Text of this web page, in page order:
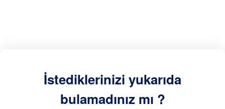
İstediklerinizi yukarıda
bulamadınız mı ?